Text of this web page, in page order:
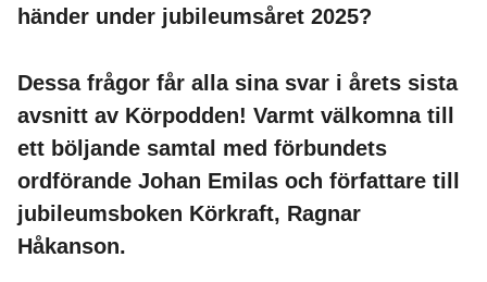
händer under jubileumsåret 2025?
Dessa frågor får alla sina svar i årets sista
avsnitt av Körpodden! Varmt välkomna till
ett böljande samtal med förbundets
ordförande Johan Emilas och författare till
jubileumsboken Körkraft, Ragnar
Håkanson.